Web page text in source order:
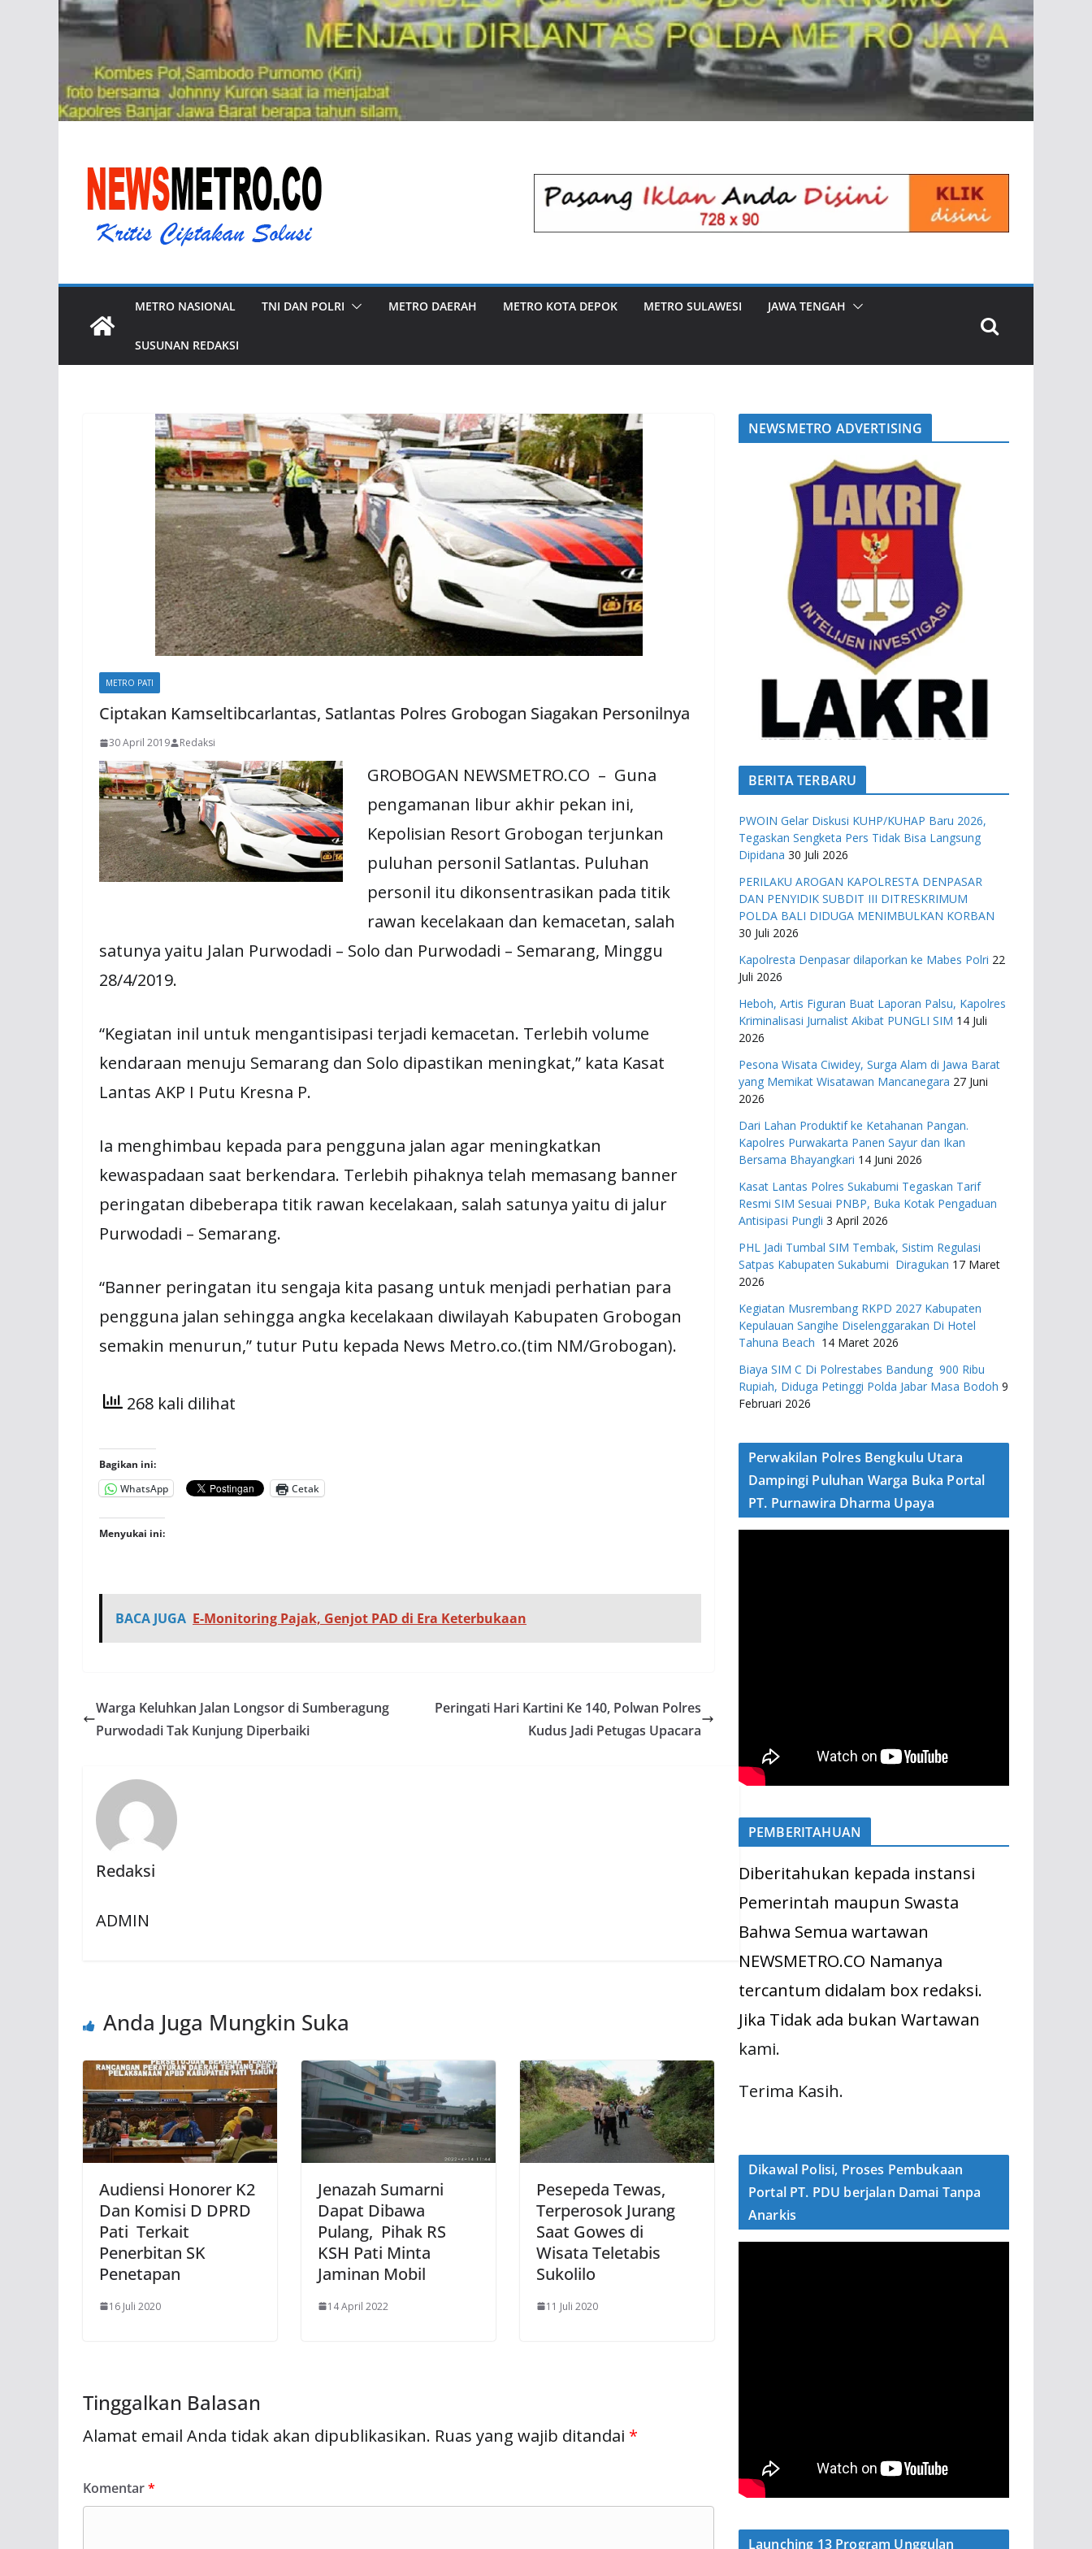
METRO NASIONAL TNI DAN POLRI METRO DAERAH METRO KOTA DEPOK METRO SULAWESI JAWA TENGAH
SUSUNAN REDAKSI
METRO PATI
Ciptakan Kamseltibcarlantas, Satlantas Polres Grobogan Siagakan Personilnya
30 April 2019 Redaksi
GROBOGAN NEWSMETRO.CO – Guna
pengamanan libur akhir pekan ini,
Kepolisian Resort Grobogan terjunkan
puluhan personil Satlantas. Puluhan
personil itu dikonsentrasikan pada titik
rawan kecelakaan dan kemacetan, salah
satunya yaitu Jalan Purwodadi – Solo dan Purwodadi – Semarang, Minggu
28/4/2019.
“Kegiatan inil untuk mengantisipasi terjadi kemacetan. Terlebih volume
kendaraan menuju Semarang dan Solo dipastikan meningkat,” kata Kasat
Lantas AKP I Putu Kresna P.
Ia menghimbau kepada para pengguna jalan agar meningkatkan
kewaspadaan saat berkendara. Terlebih pihaknya telah memasang banner
peringatan dibeberapa titik rawan kecelakaan, salah satunya yaitu di jalur
Purwodadi – Semarang.
“Banner peringatan itu sengaja kita pasang untuk menjadi perhatian para
pengguna jalan sehingga angka kecelakaan diwilayah Kabupaten Grobogan
semakin menurun,” tutur Putu kepada News Metro.co.(tim NM/Grobogan).
268 kali dilihat
Bagikan ini:
WhatsApp
Cetak
Menyukai ini:
BACA JUGA E-Monitoring Pajak, Genjot PAD di Era Keterbukaan
Warga Keluhkan Jalan Longsor di Sumberagung
Purwodadi Tak Kunjung Diperbaiki
Peringati Hari Kartini Ke 140, Polwan Polres
Kudus Jadi Petugas Upacara
Redaksi
ADMIN
Anda Juga Mungkin Suka
Audiensi Honorer K2
Dan Komisi D DPRD
Pati Terkait
Penerbitan SK
Penetapan
16 Juli 2020
Jenazah Sumarni
Dapat Dibawa
Pulang, Pihak RS
KSH Pati Minta
Jaminan Mobil
14 April 2022
Pesepeda Tewas,
Terperosok Jurang
Saat Gowes di
Wisata Teletabis
Sukolilo
11 Juli 2020
Tinggalkan Balasan
Alamat email Anda tidak akan dipublikasikan. Ruas yang wajib ditandai *
Komentar*
NEWSMETRO ADVERTISING
BERITA TERBARU
PWOIN Gelar Diskusi KUHP/KUHAP Baru 2026,
Tegaskan Sengketa Pers Tidak Bisa Langsung
Dipidana 30 Juli 2026
PERILAKU AROGAN KAPOLRESTA DENPASAR
DAN PENYIDIK SUBDIT III DITRESKRIMUM
POLDA BALI DIDUGA MENIMBULKAN KORBAN
30 Juli 2026
Kapolresta Denpasar dilaporkan ke Mabes Polri 22
Juli 2026
Heboh, Artis Figuran Buat Laporan Palsu, Kapolres
Kriminalisasi Jurnalist Akibat PUNGLI SIM 14 Juli
2026
Pesona Wisata Ciwidey, Surga Alam di Jawa Barat
yang Memikat Wisatawan Mancanegara 27 Juni
2026
Dari Lahan Produktif ke Ketahanan Pangan.
Kapolres Purwakarta Panen Sayur dan Ikan
Bersama Bhayangkari 14 Juni 2026
Kasat Lantas Polres Sukabumi Tegaskan Tarif
Resmi SIM Sesuai PNBP, Buka Kotak Pengaduan
Antisipasi Pungli 3 April 2026
PHL Jadi Tumbal SIM Tembak, Sistim Regulasi
Satpas Kabupaten Sukabumi Diragukan 17 Maret
2026
Kegiatan Musrembang RKPD 2027 ​Kabupaten
Kepulauan Sangihe Diselenggarakan Di Hotel
Tahuna Beach 14 Maret 2026
Biaya SIM C Di Polrestabes Bandung 900 Ribu
Rupiah, Diduga Petinggi Polda Jabar Masa Bodoh 9
Februari 2026
Perwakilan Polres Bengkulu Utara
Dampingi Puluhan Warga Buka Portal
PT. Purnawira Dharma Upaya
PEMBERITAHUAN
Diberitahukan kepada instansi
Pemerintah maupun Swasta
Bahwa Semua wartawan
NEWSMETRO.CO Namanya
tercantum didalam box redaksi.
Jika Tidak ada bukan Wartawan
kami.
Terima Kasih.
Dikawal Polisi, Proses Pembukaan
Portal PT. PDU berjalan Damai Tanpa
Anarkis
Launching 13 Program Unggulan